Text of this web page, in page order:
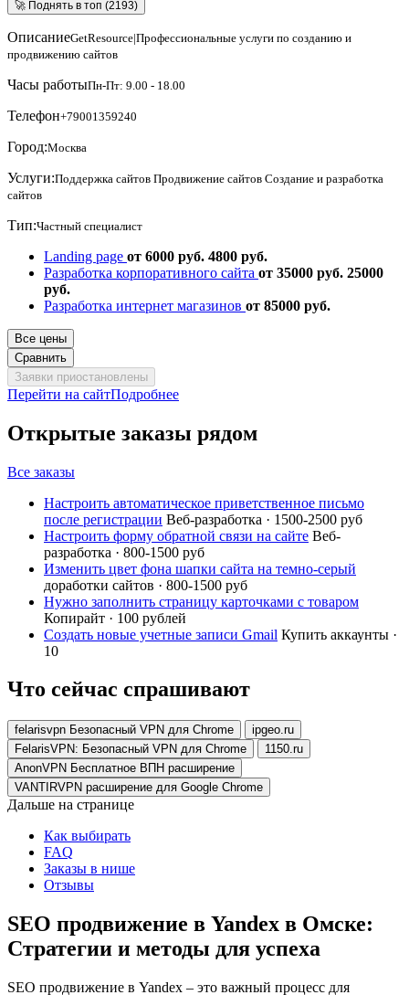
🚀 Поднять в топ (2193)
ОписаниеGetResource|Профессиональные услуги по созданию и
продвижению сайтов
Часы работыПн-Пт: 9.00 - 18.00
Телефон+79001359240
Город:Москва
Услуги:Поддержка сайтов Продвижение сайтов Создание и разработка
сайтов
Тип:Частный специалист
Landing page от 6000 руб. 4800 руб.
Разработка корпоративного сайта от 35000 руб. 25000
руб.
Разработка интернет магазинов от 85000 руб.
Все цены
Сравнить
Заявки приостановлены
Перейти на сайтПодробнее
Открытые заказы рядом
Все заказы
Настроить автоматическое приветственное письмо
после регистрации Веб-разработка · 1500-2500 руб
Настроить форму обратной связи на сайте Веб-
разработка · 800-1500 руб
Изменить цвет фона шапки сайта на темно-серый
доработки сайтов · 800-1500 руб
Нужно заполнить страницу карточками с товаром
Копирайт · 100 рублей
Создать новые учетные записи Gmail Купить аккаунты ·
10
Что сейчас спрашивают
felarisvpn Безопасный VPN для Chrome
ipgeo.ru
FelarisVPN: Безопасный VPN для Chrome
1150.ru
AnonVPN Бесплатное ВПН расширение
VANTIRVPN расширение для Google Chrome
Дальше на странице
Как выбирать
FAQ
Заказы в нише
Отзывы
SEO продвижение в Yandex в Омске:
Стратегии и методы для успеха
SEO продвижение в Yandex – это важный процесс для